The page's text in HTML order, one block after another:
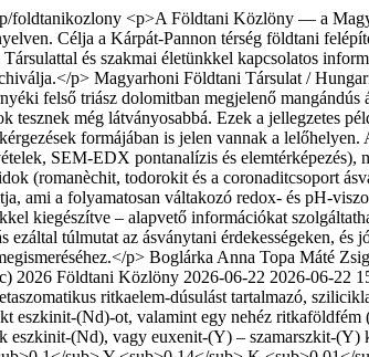
foldtanikozlony <p>A Földtani Közlöny — a
Célja a Kárpát-Pannon térség földtani
és szakmai életünkkel kapcsolatos
p> Magyarhoni Földtani Társulat /
felső triász dolomitban megjelenő
tesznek még látványosabbá. Ezek a jellegzetes
formájában is jelen vannak a
SEM-EDX pontanalízis és elemtérképezés),
(romanèchit, todorokit és a coronaditcsoport
ami a folyamatosan váltakozó redox- és pH-
kiegészítve – alapvető infor­má­ció­kat
ezáltal túlmutat az ásványtani érdekességeken,
p> Boglárka Anna Topa Máté
2026 Földtani Közlöny 2026-06-22 2026-06-22
ritkaelem-dúsulást tartalmazó,
eszkinit-(Nd)-ot, valamint egy nehéz
eszkinit-(Nd), vagy euxenit-(Y) – szamarszkit-